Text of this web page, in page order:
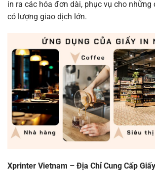
in ra các hóa đơn dài, phục vụ cho những
có lượng giao dịch lớn.
Xprinter Vietnam – Địa Chỉ Cung Cấp